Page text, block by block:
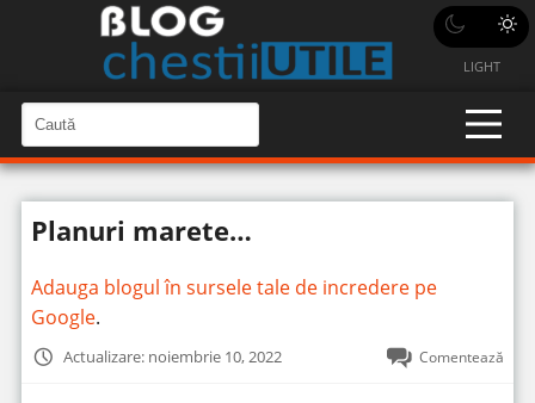
LIGHT
a
u
t
n
C
a
u
î
n
t
Planuri marete…
Adauga blogul în sursele tale de incredere pe
Google.
Actualizare: noiembrie 10, 2022 Comentează